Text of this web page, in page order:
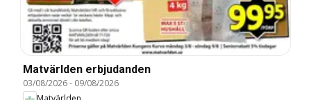
Matvärlden erbjudanden
03/08/2026- 09/08/2026